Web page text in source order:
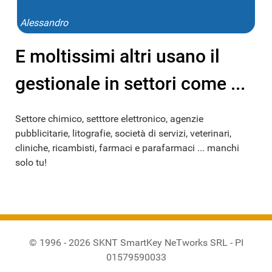
Alessandro
E moltissimi altri usano il
gestionale in settori come ...
Settore chimico, setttore elettronico, agenzie
pubblicitarie, litografie, società di servizi, veterinari,
cliniche, ricambisti, farmaci e parafarmaci ... manchi
solo tu!
© 1996 - 2026 SKNT SmartKey NeTworks SRL - PI
01579590033